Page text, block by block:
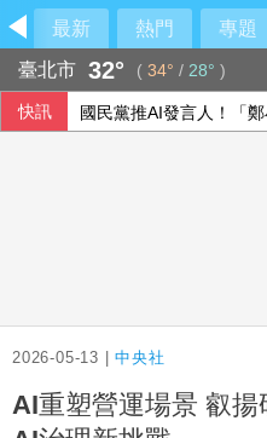
最新 熱門 專題
臺北市 32° ( 34° / 28° )
快訊 國民黨推AI發言人！「
2026-05-13 |中央社
AI重塑營運場景 叡